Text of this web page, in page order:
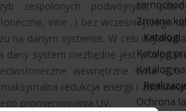
Zmiana
Katalogi
Katalog
Katalog
Ochrona
zespolonych podwójnych,
inne ..) bez wcześniejszego
na danym systemie. W celu
system niezbędne jest
wewnętrzne seria
redukcja energii i
promieniowania UV.